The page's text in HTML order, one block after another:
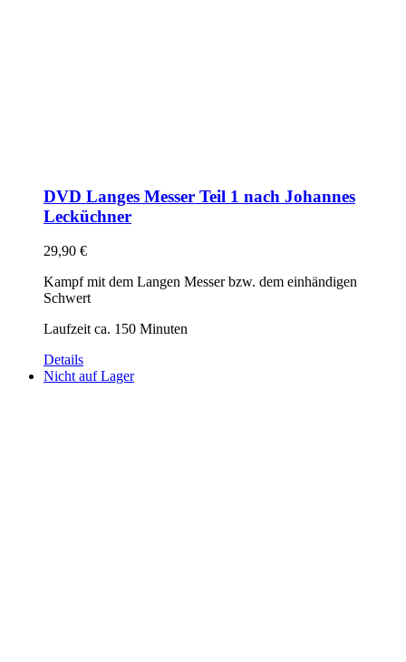
DVD Langes Messer Teil 1 nach Johannes
Lecküchner
29,90 €
Kampf mit dem Langen Messer bzw. dem einhändigen
Schwert
Laufzeit ca. 150 Minuten
Details
Nicht auf Lager